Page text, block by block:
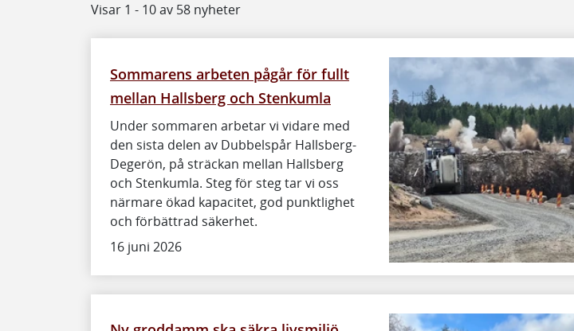
Visar 1 - 10 av 58 nyheter
Sommarens arbeten pågår för fullt
mellan Hallsberg och Stenkumla
Under sommaren arbetar vi vidare med
den sista delen av Dubbelspår Hallsberg-
Degerön, på sträckan mellan Hallsberg
och Stenkumla. Steg för steg tar vi oss
närmare ökad kapacitet, god punktlighet
och förbättrad säkerhet.
16 juni 2026